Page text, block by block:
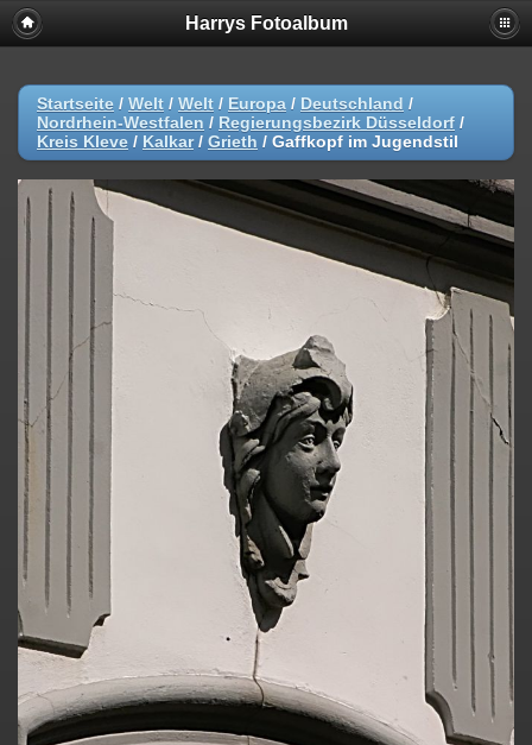
Harrys Fotoalbum
Startseite / Welt / Welt / Europa / Deutschland /
Nordrhein-Westfalen / Regierungsbezirk Düsseldorf /
Kreis Kleve / Kalkar/ Grieth / Gaffkopf im Jugendstil